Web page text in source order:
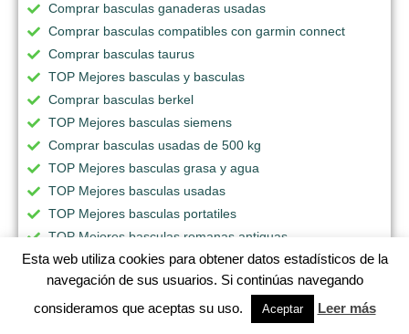
Comprar basculas ganaderas usadas
Comprar basculas compatibles con garmin connect
Comprar basculas taurus
TOP Mejores basculas y basculas
Comprar basculas berkel
TOP Mejores basculas siemens
Comprar basculas usadas de 500 kg
TOP Mejores basculas grasa y agua
TOP Mejores basculas usadas
TOP Mejores basculas portatiles
TOP Mejores basculas romanas antiguas
Comprar basculas jaramillo manizales
TOP Mejores basculas antiguas venta
Comprar bascula antigua para personas
Esta web utiliza cookies para obtener datos estadísticos de la
navegación de sus usuarios. Si continúas navegando
consideramos que aceptas su uso.
Aceptar Leer más